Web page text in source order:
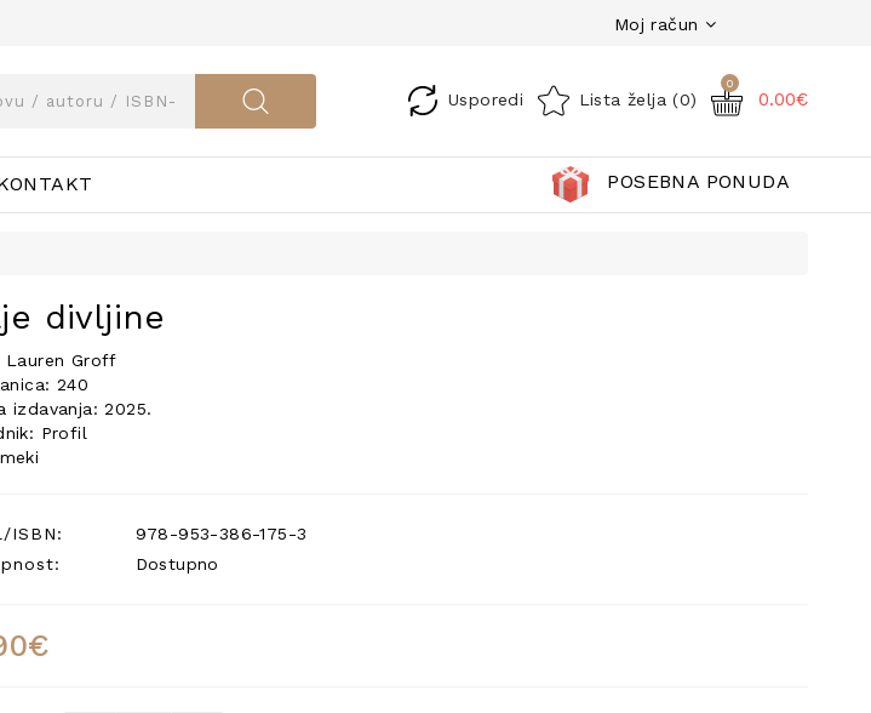
Moj račun
Usporedi Lista želja (0)
0
0.00€
POSEBNA PONUDA
divljine
Lauren Groff
240
izdavanja: 2025.
Profil
ISBN:
978-953-386-175-3
Dostupno